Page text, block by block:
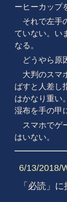
ーヒーカップ
それで左手
ていない。い
なる。
どうやら原
大判のスマ
ばすと人差し
はかなり重い
湿布を手の甲
スマホでゲ
はいない。
6/13/2018/
「必読」